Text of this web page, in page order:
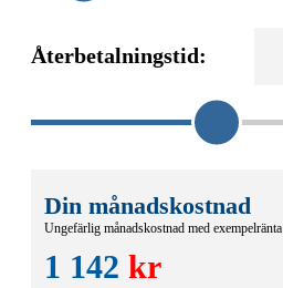
Återbetalningstid:
Din månadskostnad
Ungefärlig månadskostnad med exempelränta
1 142 kr